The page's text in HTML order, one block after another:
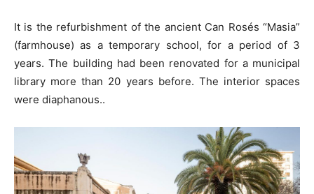
It is the refurbishment of the ancient Can Rosés “Masia”
(farmhouse) as a temporary school, for a period of 3
years. The building had been renovated for a municipal
library more than 20 years before. The interior spaces
were diaphanous..